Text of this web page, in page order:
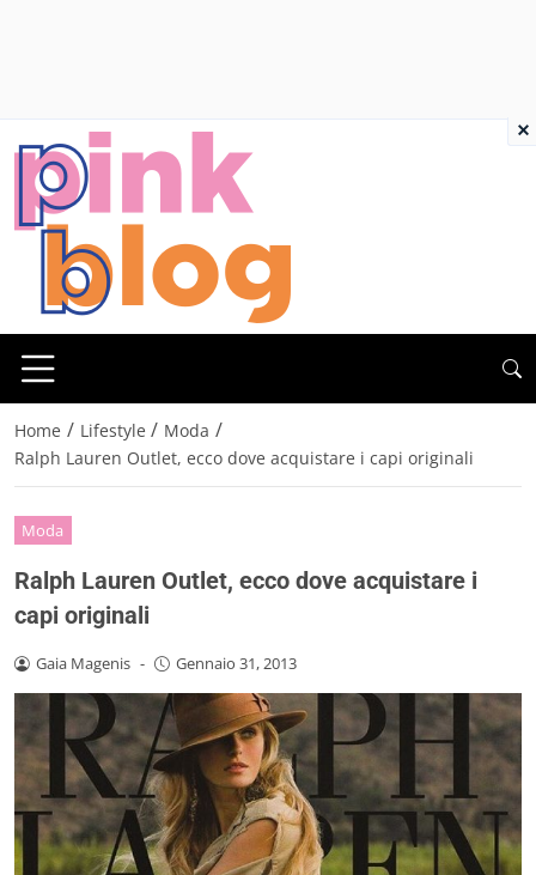
Home / Lifestyle / Moda /
Ralph Lauren Outlet, ecco dove acquistare i capi originali
Moda
Ralph Lauren Outlet, ecco dove acquistare i
capi originali
Gaia Magenis - Gennaio 31, 2013
×